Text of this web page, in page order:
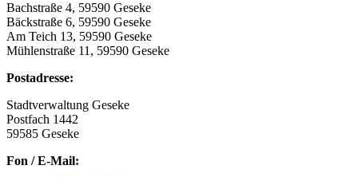
Bachstraße 4, 59590 Geseke
Bäckstraße 6, 59590 Geseke
Am Teich 13, 59590 Geseke
Mühlenstraße 11, 59590 Geseke
Postadresse:
Stadtverwaltung Geseke
Postfach 1442
59585 Geseke
Fon / E-Mail: